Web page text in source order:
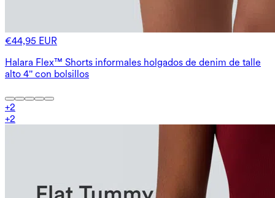
€44,95 EUR
Halara Flex™ Shorts informales holgados de denim de talle
alto 4'' con bolsillos
+2
+2